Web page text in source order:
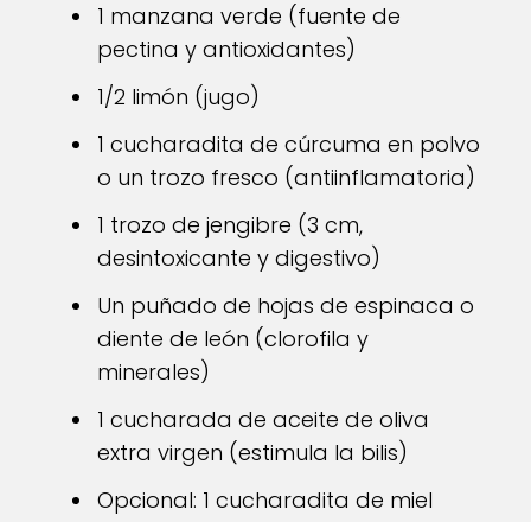
1 manzana verde (fuente de
pectina y antioxidantes)
1/2 limón (jugo)
1 cucharadita de cúrcuma en polvo
o un trozo fresco (antiinflamatoria)
1 trozo de jengibre (3 cm,
desintoxicante y digestivo)
Un puñado de hojas de espinaca o
diente de león (clorofila y
minerales)
1 cucharada de aceite de oliva
extra virgen (estimula la bilis)
Opcional: 1 cucharadita de miel